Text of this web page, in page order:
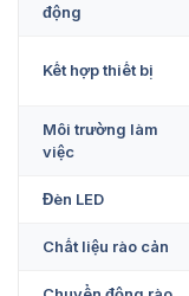
động
Kết hợp thiết bị
Môi trường làm
việc
Đèn LED
Chất liệu rào cản